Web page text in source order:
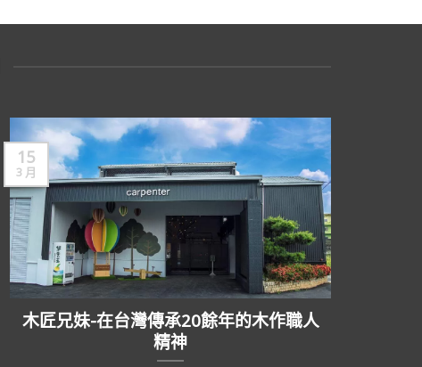
木匠兄妹-在台灣傳承20餘年的木作職人
精神
15
3 月